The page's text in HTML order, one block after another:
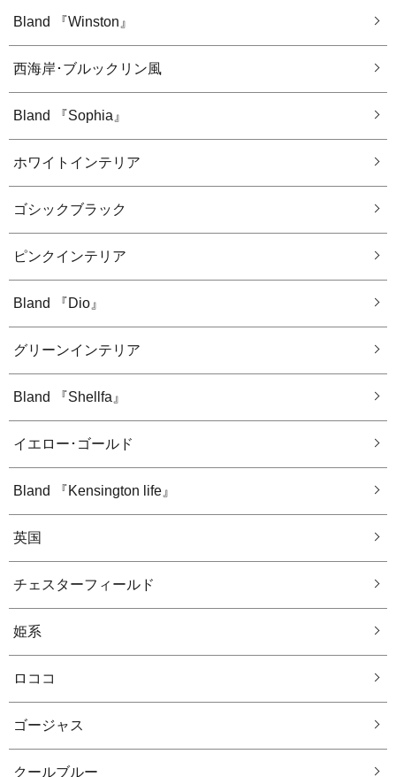
Bland 『Winston』
西海岸･ブルックリン風
Bland 『Sophia』
ホワイトインテリア
ゴシックブラック
ピンクインテリア
Bland 『Dio』
グリーンインテリア
Bland 『Shellfa』
イエロー･ゴールド
Bland 『Kensington life』
英国
チェスターフィールド
姫系
ロココ
ゴージャス
クールブルー